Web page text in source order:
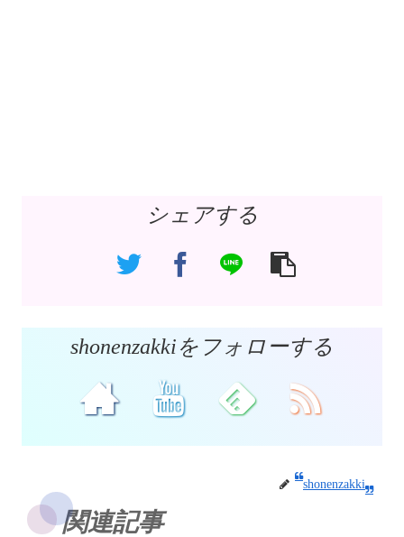
シェアする
shonenzakkiをフォローする
shonenzakki
関連記事